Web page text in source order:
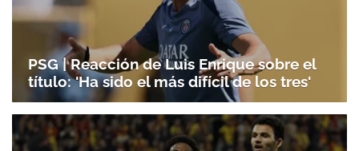
PSG | Reacción de Luis Enrique sobre el
título: 'Ha sido el más difícil de los tres'